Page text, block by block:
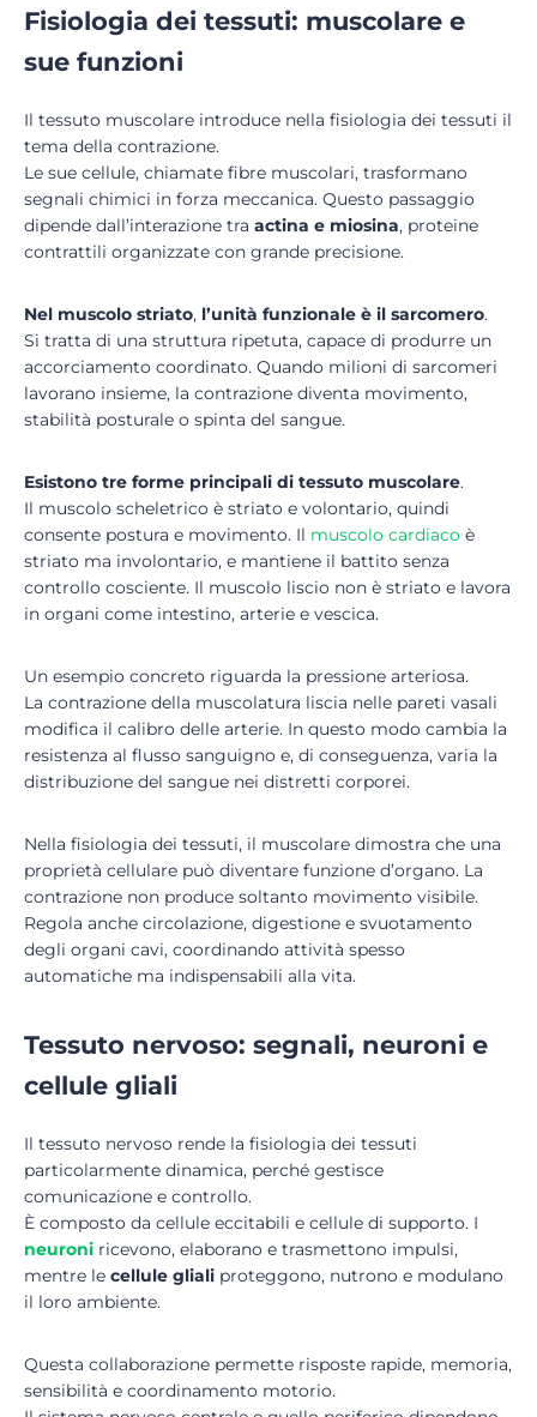
Fisiologia dei tessuti: muscolare e
sue funzioni
Il tessuto muscolare introduce nella fisiologia dei tessuti il
tema della contrazione.
Le sue cellule, chiamate fibre muscolari, trasformano
segnali chimici in forza meccanica. Questo passaggio
dipende dall’interazione tra actina e miosina, proteine
contrattili organizzate con grande precisione.
Nel muscolo striato, l’unità funzionale è il sarcomero.
Si tratta di una struttura ripetuta, capace di produrre un
accorciamento coordinato. Quando milioni di sarcomeri
lavorano insieme, la contrazione diventa movimento,
stabilità posturale o spinta del sangue.
Esistono tre forme principali di tessuto muscolare.
Il muscolo scheletrico è striato e volontario, quindi
consente postura e movimento. Il muscolo cardiaco è
striato ma involontario, e mantiene il battito senza
controllo cosciente. Il muscolo liscio non è striato e lavora
in organi come intestino, arterie e vescica.
Un esempio concreto riguarda la pressione arteriosa.
La contrazione della muscolatura liscia nelle pareti vasali
modifica il calibro delle arterie. In questo modo cambia la
resistenza al flusso sanguigno e, di conseguenza, varia la
distribuzione del sangue nei distretti corporei.
Nella fisiologia dei tessuti, il muscolare dimostra che una
proprietà cellulare può diventare funzione d’organo. La
contrazione non produce soltanto movimento visibile.
Regola anche circolazione, digestione e svuotamento
degli organi cavi, coordinando attività spesso
automatiche ma indispensabili alla vita.
Tessuto nervoso: segnali, neuroni e
cellule gliali
Il tessuto nervoso rende la fisiologia dei tessuti
particolarmente dinamica, perché gestisce
comunicazione e controllo.
È composto da cellule eccitabili e cellule di supporto. I
neuroni ricevono, elaborano e trasmettono impulsi,
mentre le cellule gliali proteggono, nutrono e modulano
il loro ambiente.
Questa collaborazione permette risposte rapide, memoria,
sensibilità e coordinamento motorio.